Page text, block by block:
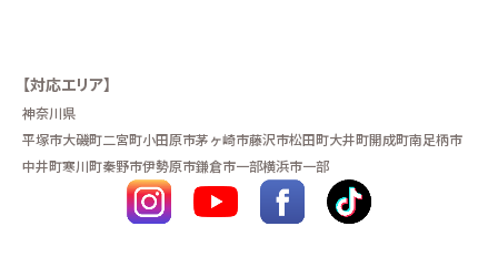
【対応エリア】
神奈川県
平塚市大磯町二宮町小田原市茅ヶ崎市藤沢市松田町大井町開成町南足柄市
中井町寒川町秦野市伊勢原市鎌倉市一部横浜市一部